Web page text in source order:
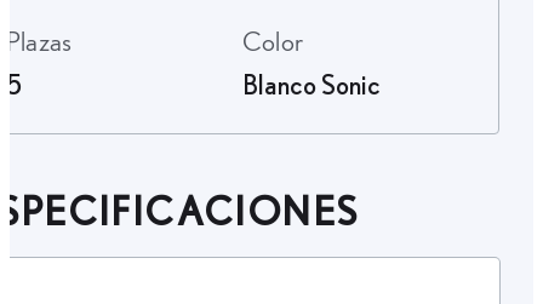
Plazas
5
Color
Blanco Sonic